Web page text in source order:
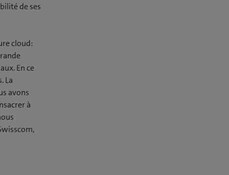
de ses
cloud:
En ce
La
avons
à